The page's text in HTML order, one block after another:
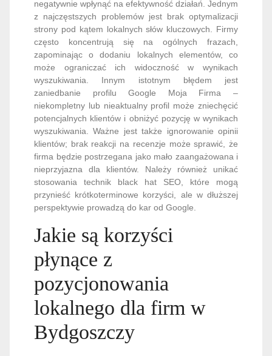
negatywnie wpłynąć na efektywność działań. Jednym
z najczęstszych problemów jest brak optymalizacji
strony pod kątem lokalnych słów kluczowych. Firmy
często koncentrują się na ogólnych frazach,
zapominając o dodaniu lokalnych elementów, co
może ograniczać ich widoczność w wynikach
wyszukiwania. Innym istotnym błędem jest
zaniedbanie profilu Google Moja Firma –
niekompletny lub nieaktualny profil może zniechęcić
potencjalnych klientów i obniżyć pozycję w wynikach
wyszukiwania. Ważne jest także ignorowanie opinii
klientów; brak reakcji na recenzje może sprawić, że
firma będzie postrzegana jako mało zaangażowana i
nieprzyjazna dla klientów. Należy również unikać
stosowania technik black hat SEO, które mogą
przynieść krótkoterminowe korzyści, ale w dłuższej
perspektywie prowadzą do kar od Google.
Jakie są korzyści
płynące z
pozycjonowania
lokalnego dla firm w
Bydgoszczy